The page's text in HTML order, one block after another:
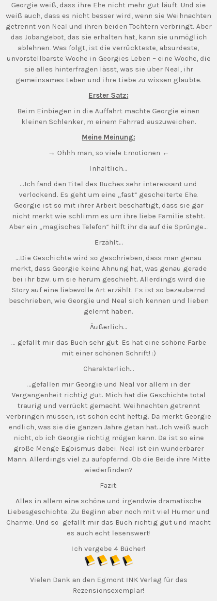
Georgie weiß, dass ihre Ehe nicht mehr gut läuft. Und sie
weiß auch, dass es nicht besser wird, wenn sie Weihnachten
getrennt von Neal und ihren beiden Töchtern verbringt. Aber
das Jobangebot, das sie erhalten hat, kann sie unmöglich
ablehnen. Was folgt, ist die verrückteste, absurdeste,
unvorstellbarste Woche in Georgies Leben – eine Woche, die
sie alles hinterfragen lässt, was sie über Neal, ihr
gemeinsames Leben und ihre Liebe zu wissen glaubte.
Erster Satz:
Beim Einbiegen in die Auffahrt machte Georgie einen
kleinen Schlenker, m einem Fahrrad auszuweichen.
Meine Meinung:
→ Ohhh man, so viele Emotionen ←
Inhaltlich…
…Ich fand den Titel des Buches sehr interessant und
verlockend. Es geht um eine „fast“ gescheiterte Ehe.
Georgie ist so mit ihrer Arbeit beschäftigt, dass sie gar
nicht merkt wie schlimm es um ihre liebe Familie steht.
Aber ein „magisches Telefon“ hilft ihr da auf die Sprünge…
Erzählt…
…Die Geschichte wird so geschrieben, dass man genau
merkt, dass Georgie keine Ahnung hat, was genau gerade
bei ihr bzw. um sie herum geschieht. Allerdings wird die
Story auf eine liebevolle Art erzählt. Es ist so bezaubernd
beschrieben, wie Georgie und Neal sich kennen und lieben
gelernt haben.
Äußerlich…
… gefällt mir das Buch sehr gut. Es hat eine schöne Farbe
mit einer schönen Schrift! :)
Charakterlich…
…gefallen mir Georgie und Neal vor allem in der
Vergangenheit richtig gut. Mich hat die Geschichte total
traurig und verrückt gemacht. Weihnachten getrennt
verbringen müssen, ist schon echt heftig. Da merkt Georgie
endlich, was sie die ganzen Jahre getan hat…Ich weiß auch
nicht, ob ich Georgie richtig mögen kann. Da ist so eine
große Menge Egoismus dabei. Neal ist ein wunderbarer
Mann. Allerdings viel zu aufopfernd. Ob die Beide ihre Mitte
wiederfinden?
Fazit:
Alles in allem eine schöne und irgendwie dramatische
Liebesgeschichte. Zu Beginn aber noch mit viel Humor und
Charme. Und so gefällt mir das Buch richtig gut und macht
es auch echt lesenswert!
Ich vergebe 4 Bücher!
Vielen Dank an den Egmont INK Verlag für das
Rezensionsexemplar!